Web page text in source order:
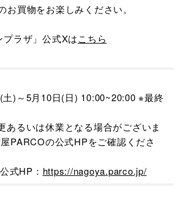
お買物をお楽しみください。
ラザ」公式Xはこちら
)～5月10日(日) 10:00~20:00 ※最終
あるいは休業となる場合がございま
PARCOの公式HPをご確認くださ
式HP： https://nagoya.parco.jp/